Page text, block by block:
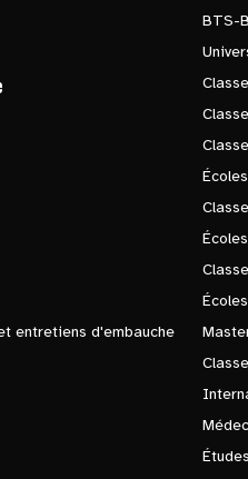
entretiens d'embauche
BTS-